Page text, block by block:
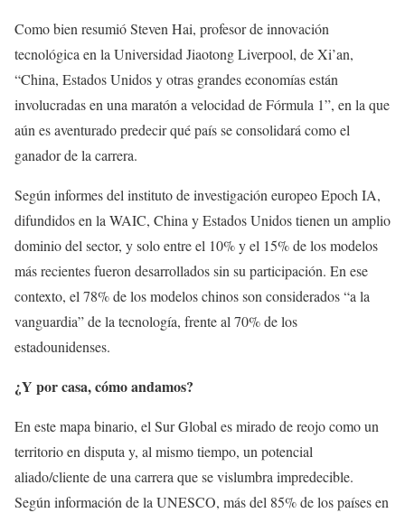
Como bien resumió Steven Hai, profesor de innovación
tecnológica en la Universidad Jiaotong Liverpool, de Xi’an,
“China, Estados Unidos y otras grandes economías están
involucradas en una maratón a velocidad de Fórmula 1”, en la que
aún es aventurado predecir qué país se consolidará como el
ganador de la carrera.
Según informes del instituto de investigación europeo Epoch IA,
difundidos en la WAIC, China y Estados Unidos tienen un amplio
dominio del sector, y solo entre el 10% y el 15% de los modelos
más recientes fueron desarrollados sin su participación. En ese
contexto, el 78% de los modelos chinos son considerados “a la
vanguardia” de la tecnología, frente al 70% de los
estadounidenses.
¿Y por casa, cómo andamos?
En este mapa binario, el Sur Global es mirado de reojo como un
territorio en disputa y, al mismo tiempo, un potencial
aliado/cliente de una carrera que se vislumbra impredecible.
Según información de la UNESCO, más del 85% de los países en